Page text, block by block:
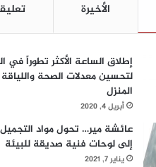
الأخيرة
إطلاق الساعة الأكثر تطوراً في
لتحسين معدلات الصحة
المنزل
أبريل 4, 2020
عائشة مير… تحول مواد التجميل
إلى لوحات فنية صديقة للبيئة
يناير 7, 2021